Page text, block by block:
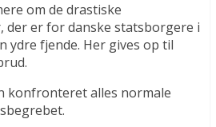
om de drastiske
er for danske statsborgere i
fjende. Her gives op til
konfronteret alles normale